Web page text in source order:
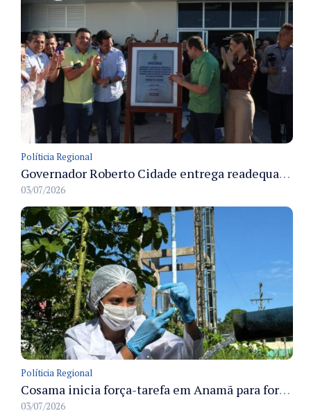
Políticia Regional
Governador Roberto Cidade entrega readequação do ambulatório da FCecon e amplia capacidade de atendimento oncológico em Manaus
03/07/2026
Políticia Regional
Cosama inicia força-tarefa em Anamã para fortalecer abastecimento de água e segurança hídrica da população
03/07/2026